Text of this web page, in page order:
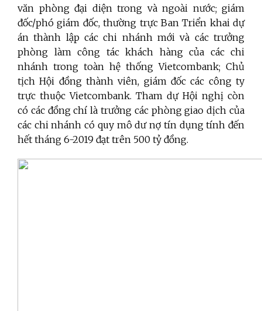
văn phòng đại diện trong và ngoài nước; giám
đốc/phó giám đốc, thường trực Ban Triển khai dự
án thành lập các chi nhánh mới và các trưởng
phòng làm công tác khách hàng của các chi
nhánh trong toàn hệ thống Vietcombank; Chủ
tịch Hội đồng thành viên, giám đốc các công ty
trực thuộc Vietcombank. Tham dự Hội nghị còn
có các đồng chí là trưởng các phòng giao dịch của
các chi nhánh có quy mô dư nợ tín dụng tính đến
hết tháng 6-2019 đạt trên 500 tỷ đồng.